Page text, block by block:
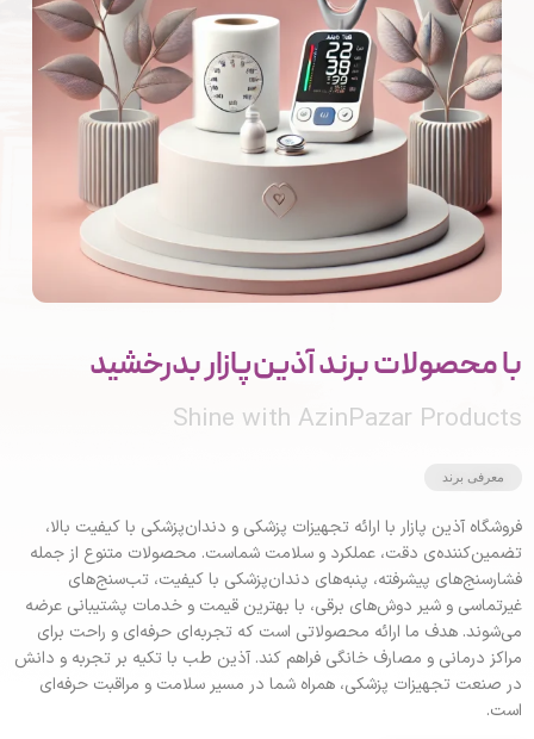
با محصولات برند آذین‌پازار بدرخشید
Shine with AzinPazar Products
معرفی برند
فروشگاه آذین پازار با ارائه تجهیزات پزشکی و دندان‌پزشکی با کیفیت بالا،
تضمین‌کننده‌ی دقت، عملکرد و سلامت شماست. محصولات متنوع از جمله
فشارسنج‌های پیشرفته، پنبه‌های دندان‌پزشکی با کیفیت، تب‌سنج‌های
غیرتماسی و شیر دوش‌های برقی، با بهترین قیمت و خدمات پشتیبانی عرضه
می‌شوند. هدف ما ارائه محصولاتی است که تجربه‌ای حرفه‌ای و راحت برای
مراکز درمانی و مصارف خانگی فراهم کند. آذین طب با تکیه بر تجربه و دانش
در صنعت تجهیزات پزشکی، همراه شما در مسیر سلامت و مراقبت حرفه‌ای
است.